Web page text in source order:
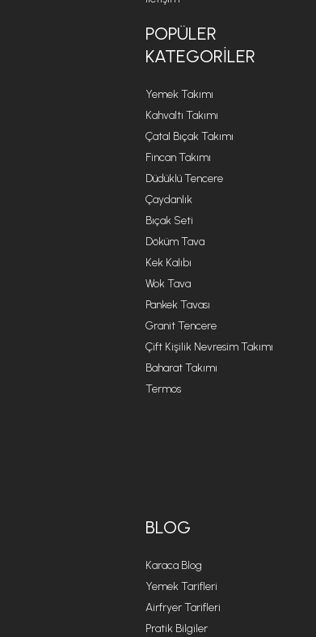
POPÜLER
KATEGORILER
Yemek Takımı
Kahvaltı Takımı
Çatal Bıçak Takımı
Fincan Takımı
Düdüklü Tencere
Çaydanlık
Bıçak Seti
Döküm Tava
Kek Kalıbı
Wok Tava
Pankek Tavası
Granit Tencere
Çift Kişilik Nevresim Takımı
Baharat Takımı
Termos
BLOG
Karaca Blog
Yemek Tarifleri
Airfryer Tarifleri
Pratik Bilgiler